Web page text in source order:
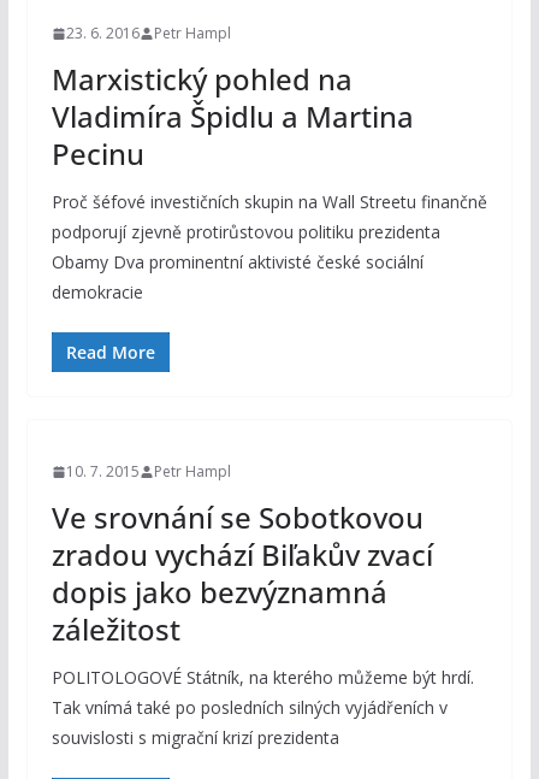
23. 6. 2016 Petr Hampl
Marxistický pohled na
Vladimíra Špidlu a Martina
Pecinu
Proč šéfové investičních skupin na Wall Streetu finančně
podporují zjevně protirůstovou politiku prezidenta
Obamy Dva prominentní aktivisté české sociální
demokracie
Read More
10. 7. 2015 Petr Hampl
Ve srovnání se Sobotkovou
zradou vychází Biľakův zvací
dopis jako bezvýznamná
záležitost
POLITOLOGOVÉ Státník, na kterého můžeme být hrdí.
Tak vnímá také po posledních silných vyjádřeních v
souvislosti s migrační krizí prezidenta